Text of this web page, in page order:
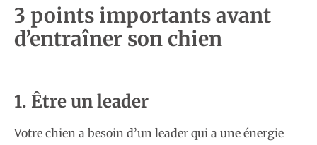
3 points importants avant
d’entraîner son chien
1. Être un leader
Votre chien a besoin d’un leader qui a une énergie